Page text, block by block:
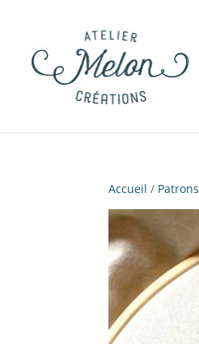
Accueil / Patrons